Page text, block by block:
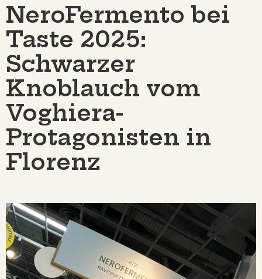
NeroFermento bei
Taste 2025:
Schwarzer
Knoblauch vom
Voghiera-
Protagonisten in
Florenz